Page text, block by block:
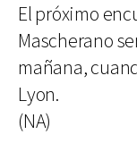
El próximo
Mascherano
mañana,
Lyon.
(NA)